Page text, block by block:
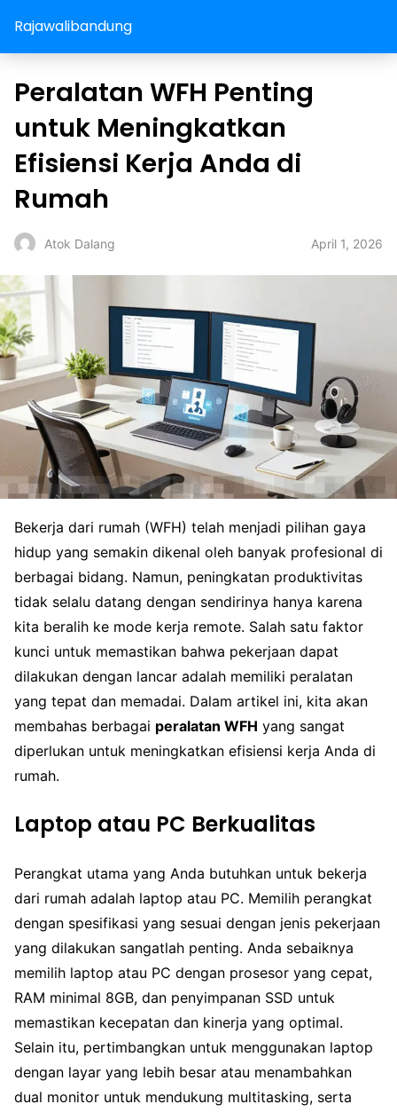
Rajawalibandung
Peralatan WFH Penting
untuk Meningkatkan
Efisiensi Kerja Anda di
Rumah
Atok Dalang April 1, 2026
Bekerja dari rumah (WFH) telah menjadi pilihan gaya
hidup yang semakin dikenal oleh banyak profesional di
berbagai bidang. Namun, peningkatan produktivitas
tidak selalu datang dengan sendirinya hanya karena
kita beralih ke mode kerja remote. Salah satu faktor
kunci untuk memastikan bahwa pekerjaan dapat
dilakukan dengan lancar adalah memiliki peralatan
yang tepat dan memadai. Dalam artikel ini, kita akan
membahas berbagai peralatan WFH yang sangat
diperlukan untuk meningkatkan efisiensi kerja Anda di
rumah.
Laptop atau PC Berkualitas
Perangkat utama yang Anda butuhkan untuk bekerja
dari rumah adalah laptop atau PC. Memilih perangkat
dengan spesifikasi yang sesuai dengan jenis pekerjaan
yang dilakukan sangatlah penting. Anda sebaiknya
memilih laptop atau PC dengan prosesor yang cepat,
RAM minimal 8GB, dan penyimpanan SSD untuk
memastikan kecepatan dan kinerja yang optimal.
Selain itu, pertimbangkan untuk menggunakan laptop
dengan layar yang lebih besar atau menambahkan
dual monitor untuk mendukung multitasking, serta